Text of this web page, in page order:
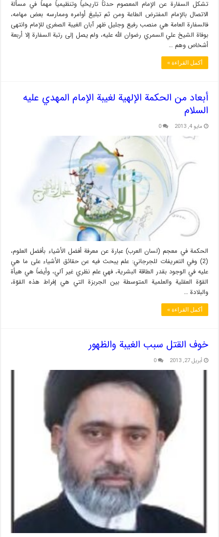
تشكل السفارة عن الإمام المعصوم حدثاً تاريخياً وتنظيمياً مهماً في مسألة
الاتصال بالإمام المفترض الطاعة ومن ثم تبليغ أوامره وممارسه بعض مهامه،
فالسفارة العامة هي منصب رفيع وجليل ظهر آبان الغيبة الصغرى للإمام وانتهى
بوفاة الشيخ علي السمري رضوان الله عليه، ولم يصل إلى رتبة السفارة إلا أربعة
أشخاص وهم …
أكمل القراءة »
أبعاد من الحكمة الإلهية لغيبة الإمام المهدي عليه
السلام
مايو 4, 2013 0
الحكمة في معجم (لسان العرب) عبارة عن معرفة أفضل الأشياء بأفضل العلوم،
(2) وفي التعريفات للجرجاني: علم يبحث فيه عن حقائق الأشياء على ما هي
عليه في الوجود بقدر الطاقة البشرية، فهي علم نظري غير آلي، وأيضاً هي هيأة
القوّة العقلية والعلمية المتوسطة بين الجربزة التي هي إفراط هذه القوّة،
والبلادة …
أكمل القراءة »
خوف القتل سبب الغيبة والظهور
أبريل 27, 2013 0